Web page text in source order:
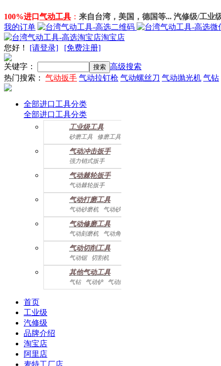
100%进口 气动工具 ： 来自台湾，美国，德国等... 汽修级/工业
我的订单
淘宝店
您好 ！ [请登录] [免费注册]
关键字：
高级搜索
热门搜索： 气动扳手 气动拉钉枪 气动螺丝刀 气动抛光机 气钻
全部进口工具分类
全部进口工具分类
工业级工具
砂磨工具
修磨工具
建筑工具 气动螺丝起子
气动配件
气动冲击扳手
强力销式扳手
双鎚打式扳手
双环锤打式扳手
强力冲击扳手
迷你冲击扳手
直角式冲击扭力扳手
气动棘轮扳手
气动棘轮扳手
迷你棘轮扳手
气动打磨工具
气动砂磨机
气动砂带机
气动抛光机 胎磨/除胶机
气动修磨工具
气动刻磨机 气动角磨机
气动切削工具
气动锯 切割机
气动曲线剪
其他气动工具
气钻 气动铲 气动除锈机
气动拉钉机 气动喷漆枪
首页
工业级
汽修级
品牌介绍
淘宝店
阿里店
麦特工厂店